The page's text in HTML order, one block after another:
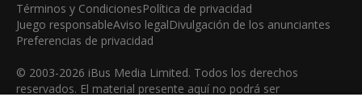
Términos y CondicionesPolítica de privacidad
Juego responsableAviso legalDivulgación de los anunciantes
Preferencias de privacidad
© 2003-2026 iBus Media Limited. Todos los derechos
reservados. El material presente aquí no podrá ser